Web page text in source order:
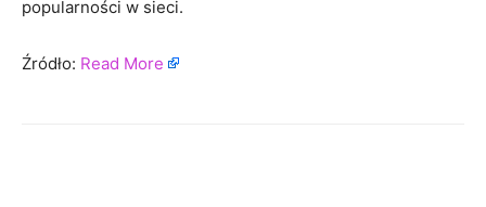
popularności w sieci.
Źródło: Read More